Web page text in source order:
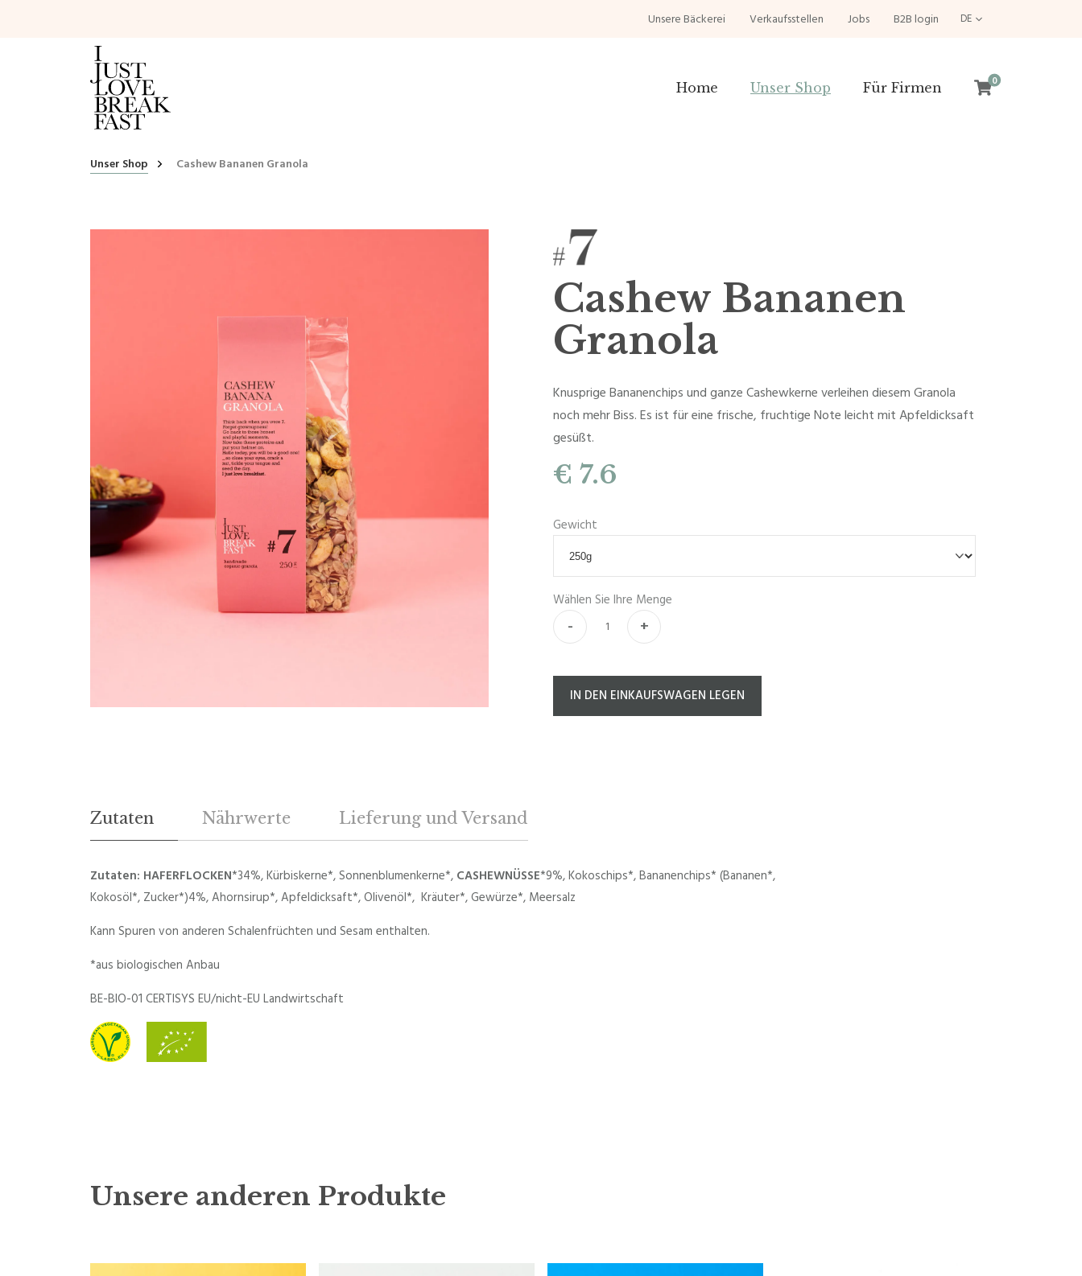
Unsere Bäckerei Verkaufsstellen Jobs B2B login DE
Home Unser Shop Für Firmen 0
Unser Shop Cashew Bananen Granola
Cashew Bananen
Granola
Knusprige Bananenchips und ganze Cashewkerne verleihen diesem Granola
noch mehr Biss. Es ist für eine frische, fruchtige Note leicht mit Apfeldicksaft
gesüßt.
€ 7.6
Gewicht
Wählen Sie Ihre Menge
- +
IN DEN EINKAUFSWAGEN LEGEN
Zutaten Nährwerte Lieferung und Versand
Zutaten: HAFERFLOCKEN*34%, Kürbiskerne*, Sonnenblumenkerne*, CASHEWNÜSSE*9%, Kokoschips*, Bananenchips* (Bananen*,
Kokosöl*, Zucker*)4%, Ahornsirup*, Apfeldicksaft*, Olivenöl*, Kräuter*, Gewürze*, Meersalz
Kann Spuren von anderen Schalenfrüchten und Sesam enthalten.
*aus biologischen Anbau
BE-BIO-01 CERTISYS EU/nicht-EU Landwirtschaft
Unsere anderen Produkte